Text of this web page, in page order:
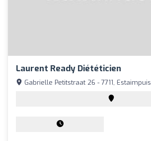
Laurent Ready Diététicien
Gabrielle Petitstraat 26 - 7711, Estaimpuis